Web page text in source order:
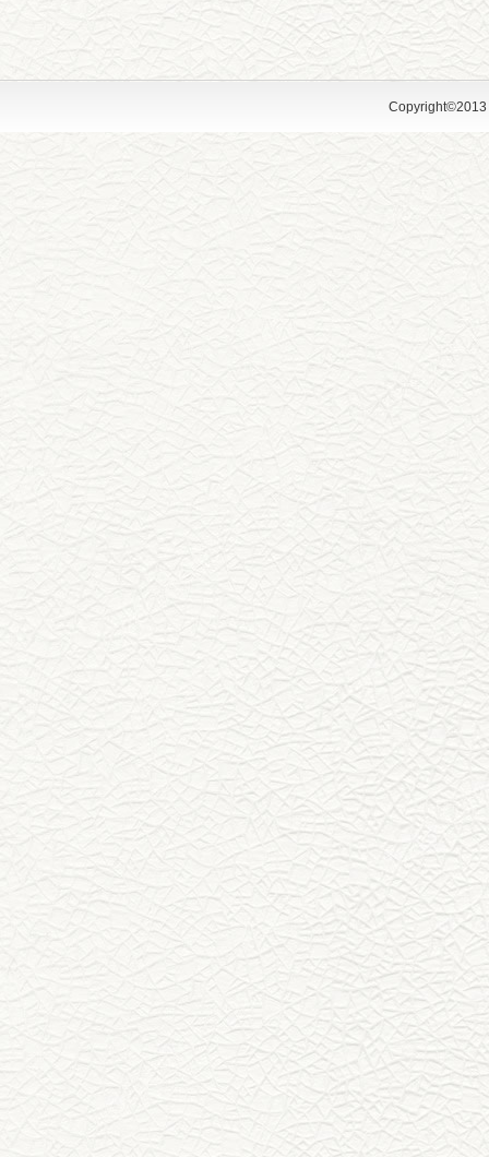
Copyright©2013